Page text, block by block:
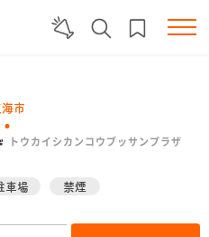
海市
トウカイシカンコウブッサンプラザ
車場 禁煙